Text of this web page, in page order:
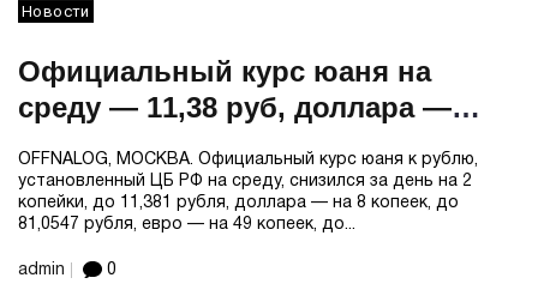
Новости
Официальный курс юаня на
среду — 11,38 руб, доллара —
81,05 руб, евро — 93,93 руб
OFFNALOG, МОСКВА. Официальный курс юаня к рублю,
установленный ЦБ РФ на среду, снизился за день на 2
копейки, до 11,381 рубля, доллара — на 8 копеек, до
81,0547 рубля, евро — на 49 копеек, до...
admin 0